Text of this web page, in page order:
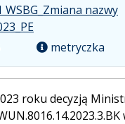
WSBG_Zmiana nazwy
.
Plik
formacie:
pdf
.
Rozmiar
216
kB
.
Otwiera
w
nowej
karcie.
metryczka
roku decyzją